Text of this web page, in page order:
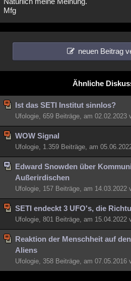
Mfg
neuen Beitrag
Ähnliche
Ist das SETI Institut sinnlos?
Ufologie, 659 Beiträge, am 02.02.2023
WOW Signal
Ufologie, 1.359 Beiträge, am
Edward Snowden über
Außerirdischen
Ufologie, 157 Beiträge, am 14.03.2022
SETI endeckt 3 UFO's, die
Ufologie, 801 Beiträge, am 15.04.2022
Reaktion der Menschheit auf
Aliens
Ufologie, 358 Beiträge, am 07.05.2016